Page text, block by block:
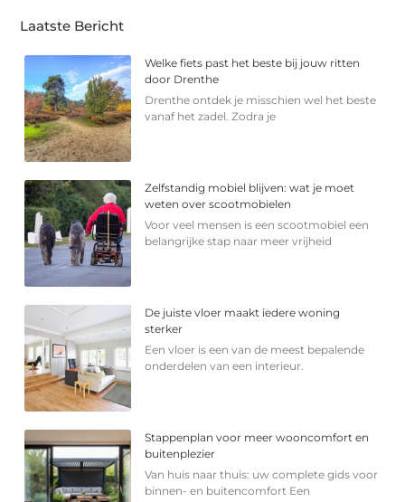
Laatste Bericht
Welke fiets past het beste bij jouw ritten
door Drenthe
Drenthe ontdek je misschien wel het beste
vanaf het zadel. Zodra je
Zelfstandig mobiel blijven: wat je moet
weten over scootmobielen
Voor veel mensen is een scootmobiel een
belangrijke stap naar meer vrijheid
De juiste vloer maakt iedere woning
sterker
Een vloer is een van de meest bepalende
onderdelen van een interieur.
Stappenplan voor meer wooncomfort en
buitenplezier
Van huis naar thuis: uw complete gids voor
binnen- en buitencomfort Een